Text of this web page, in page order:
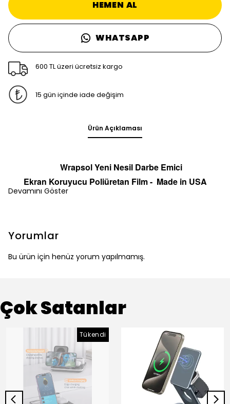
HEMEN AL
WHATSAPP
600 TL üzeri ücretsiz kargo
15 gün içinde iade değişim
Ürün Açıklaması
Wrapsol Yeni Nesil Darbe Emici
Ekran Koruyucu Poliüretan Film - Made in USA
Devamını Göster
Yorumlar
Bu ürün için henüz yorum yapılmamış.
Çok Satanlar
Tükendi